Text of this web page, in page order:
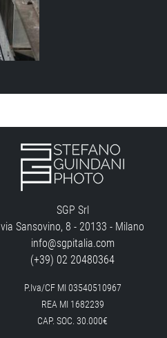
SGP Srl
via Sansovino, 8 - 20133 - Milano
info@sgpitalia.com
(+39) 02 20480364
P.Iva/CF MI 03540510967
REA MI 1682239
CAP. SOC. 30.000€